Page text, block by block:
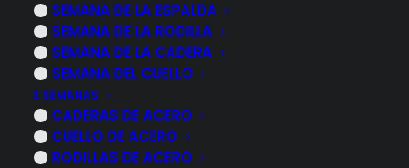
SEMANA DE LA ESPALDA
SEMANA DE LA RODILLA
SEMANA DE LA CADERA
SEMANA DEL CUELLO
3 SEMANAS
CADERAS DE ACERO
CUELLO DE ACERO
RODILLAS DE ACERO